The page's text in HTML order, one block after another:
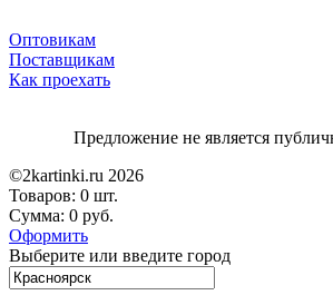
Оптовикам
Поставщикам
Как проехать
Предложение не является
©2kartinki.ru 2026
Товаров: 0 шт.
Сумма: 0 руб.
Оформить
Выберите или введите город